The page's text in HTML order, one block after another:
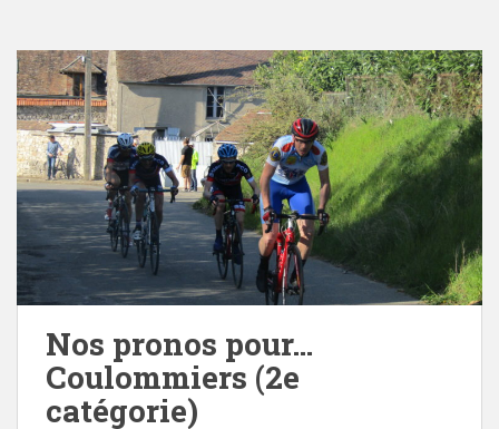
Nos pronos pour…
Coulommiers (2e
catégorie)